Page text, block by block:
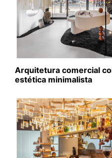
Arquitetura comercial
estética minimalista